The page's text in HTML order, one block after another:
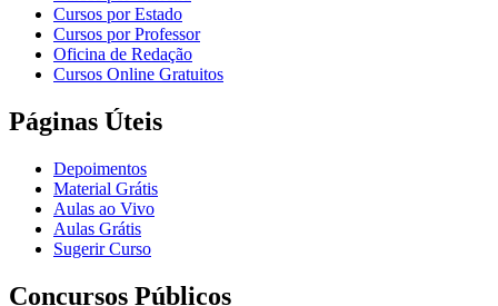
Cursos por Estado
Cursos por Professor
Oficina de Redação
Cursos Online Gratuitos
Páginas Úteis
Depoimentos
Material Grátis
Aulas ao Vivo
Aulas Grátis
Sugerir Curso
Concursos Públicos